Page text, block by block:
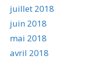
juillet 2018
juin 2018
mai 2018
avril 2018